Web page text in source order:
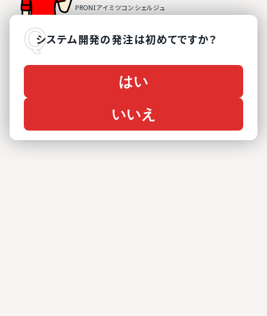
システム開発の発注は初めてですか？
はい
いいえ